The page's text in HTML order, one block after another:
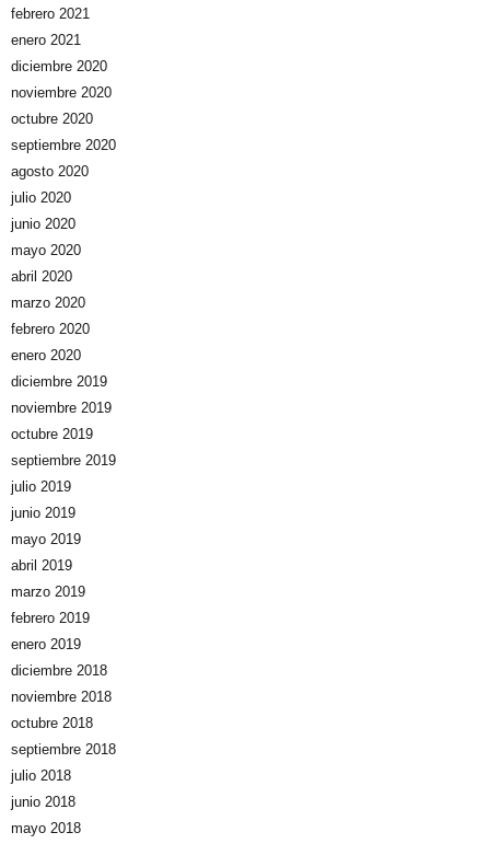
febrero 2021
enero 2021
diciembre 2020
noviembre 2020
octubre 2020
septiembre 2020
agosto 2020
julio 2020
junio 2020
mayo 2020
abril 2020
marzo 2020
febrero 2020
enero 2020
diciembre 2019
noviembre 2019
octubre 2019
septiembre 2019
julio 2019
junio 2019
mayo 2019
abril 2019
marzo 2019
febrero 2019
enero 2019
diciembre 2018
noviembre 2018
octubre 2018
septiembre 2018
julio 2018
junio 2018
mayo 2018